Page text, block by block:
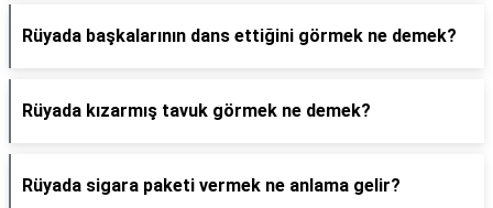
Rüyada başkalarının dans ettiğini görmek ne demek?
Rüyada kızarmış tavuk görmek ne demek?
Rüyada sigara paketi vermek ne anlama gelir?